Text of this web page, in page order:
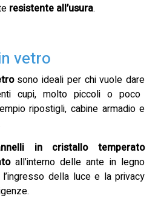
resistente all’usura.
vetro
sono ideali per chi vuole dare
cupi, molto piccoli o poco
ripostigli, cabine armadio e
in cristallo temperato
all’interno delle ante in legno
della luce e la privacy